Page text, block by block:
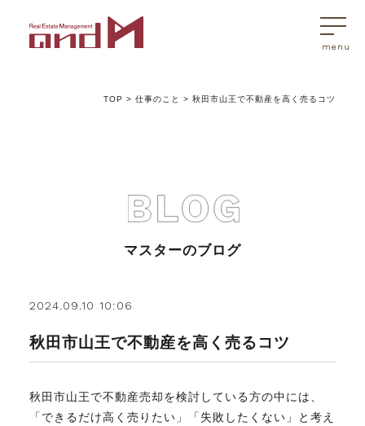
アンドエムが選ばれる理由
不動産売買Q&A
不動産のお悩み解決
TOP >仕事のこと >秋田市山王で不動産を高く売るコツ
マスターのブログ
2024.09.10 10:06
秋田市山王で不動産を高く売るコツ
秋田市山王で不動産売却を検討している方の中には、
「できるだけ高く売りたい」「失敗したくない」と考え